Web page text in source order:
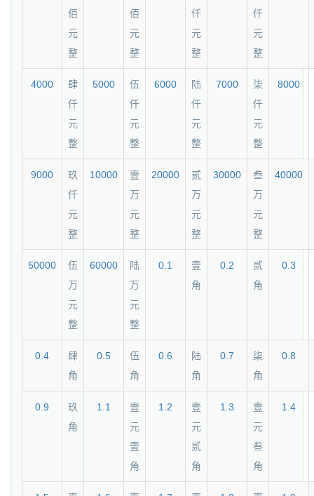
佰
元
整
佰
元
整
仟
元
整
仟
元
整
4000
肆
仟
元
整
5000
伍
仟
元
整
6000
陆
仟
元
整
7000
柒
仟
元
整
8000
9000
玖
仟
元
整
10000
壹
万
元
整
20000
贰
万
元
整
30000
叁
万
元
整
40000
50000
伍
万
元
整
60000
陆
万
元
整
0.1
壹
角
0.2
贰
角
0.3
0.4
肆
角
0.5
伍
角
0.6
陆
角
0.7
柒
角
0.8
0.9
玖
角
1.1
壹
元
壹
角
1.2
壹
元
贰
角
1.3
壹
元
叁
角
1.4